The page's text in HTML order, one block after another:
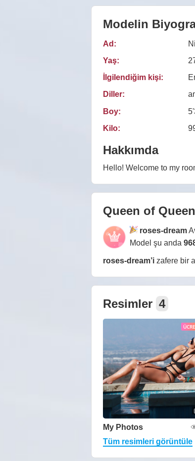
Modelin
Ad:
Yaş:
İlgilendiğim kişi:
Diller:
Boy:
Kilo:
Hakkımda
Hello! Welcome to my
Queen of
roses-dream
Model şu anda
roses-dream’i zafere bir
Resimler 4
My Photos
Tüm resimleri görüntüle